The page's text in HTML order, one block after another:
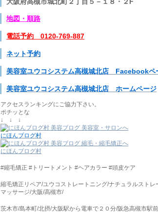
大阪府高槻市城北町２丁目５－１８・２F
地図 ・順路
電話予約 0120-769-887
ネット予約
美容室ユウコシステム高槻城北店 Facebookペ
美容室ユウコシステム高槻城北店 ホームページ
アクセスランキングにご協力下さい。
ポチッとな
↓ ↓ ↓
にほんブログ村
にほんブログ村
#縮毛矯正 #トリートメント #ヘアカラー #頭皮ケア
縮毛矯正リペア/ユウコストレートニング/ナチュラルスト
マッサージ/大阪/高槻市/
茨木市/島本町/北摂/大阪駅から電車で２０分/阪急高槻市駅